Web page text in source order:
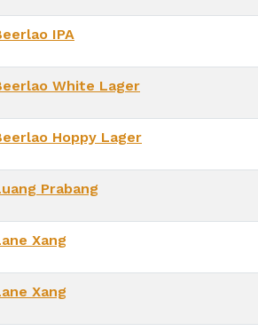
IPA
White Lager
Hoppy Lager
Prabang
Xang
Xang